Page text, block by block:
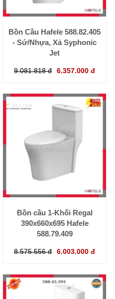
Bồn Cầu Hafele 588.82.405
- Sứ/Nhựa, Xả Syphonic
Jet
9.081.818 đ 6.357.000 đ
Bồn cầu 1-Khối Regal
390x660x695 Hafele
588.79.409
8.575.556 đ 6.003.000 đ